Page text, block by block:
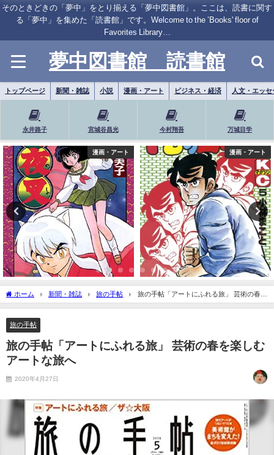
そのときどきの「夢中」をとり揃える「夢中図書館」。ここは、読書に関す
る「夢中」を集めた「読書館」です。Welcome to the ’Books' floor of
Favorites Library…
夢中図書館 読書館
トップページ 新聞・雑誌 小説 漫画・アート ビジネス・経済 人文・エッセ
永井路子 宮城谷昌光 今村翔吾 万城目学
漫画・アート 小説
ホーム 新聞・雑誌 旅の手帖
旅の手帖「アートにふれる旅」 芸術の春を
楽しむアートな旅へ
旅の手帖
旅の手帖「アートにふれる旅」 芸術の春を楽しむ
アートな旅へ
2020年4月27日